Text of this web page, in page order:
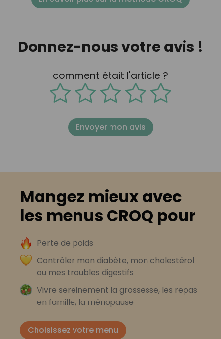
Donnez-nous votre avis !
comment était l'article ?
Envoyer mon avis
Mangez mieux avec
les menus CROQ pour
Perte de poids
Contrôler mon diabète, mon cholestérol
ou mes troubles digestifs
Vivre sereinement la grossesse, les repas
en famille, la ménopause
Choisissez votre menu